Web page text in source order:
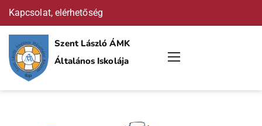
Kapcsolat, elérhetőség
Szent László ÁMK
Általános Iskolája